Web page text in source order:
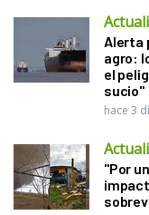
Alerta
agro:
el
sucio"
hace 3
"Por